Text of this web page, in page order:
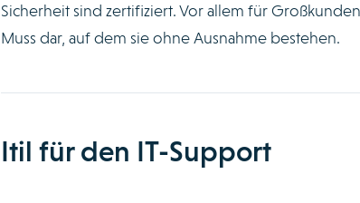
Sicherheit sind zertifiziert. Vor allem für
Muss dar, auf dem sie ohne Ausnahme bestehen.
Itil für den IT-Support